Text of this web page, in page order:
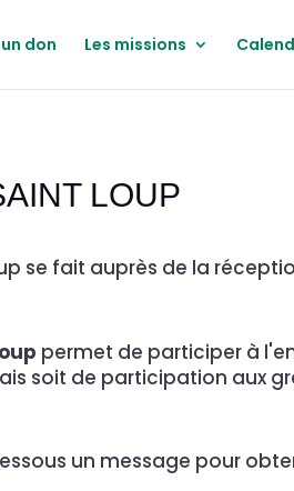
don Les missions
LOUP
se fait auprès de la
permet de participer à
soit de participation aux
un message pour